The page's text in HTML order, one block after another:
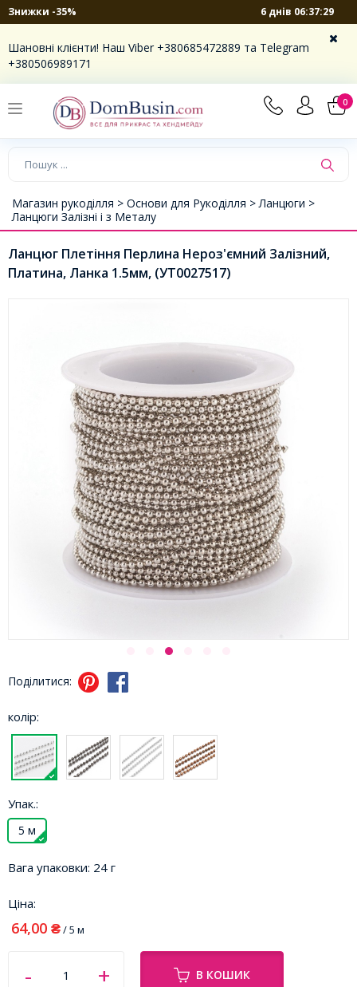
Знижки -35% 6 днів 06:37:29
Шановні клієнти! Наш Viber +380685472889 та Telegram
+380506989171
0
Магазин рукоділля > Основи для Рукоділля >Ланцюги >
Ланцюги Залізні і з Металу
Ланцюг Плетіння Перлина Нероз'ємний Залізний,
Платина, Ланка 1.5мм, (УТ0027517)
Поділитися:
колір:
Упак.:
5 м
Вага упаковки: 24 г
Ціна:
64,00 ₴/ 5 м
В КОШИК